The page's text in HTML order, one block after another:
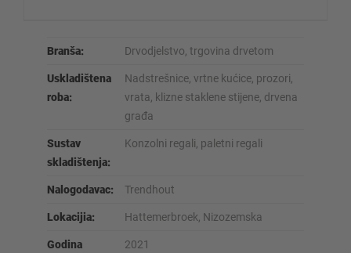
Branša: Drvodjelstvo, trgovina drvetom
Uskladištena
roba:
Nadstrešnice, vrtne kućice, prozori,
vrata, klizne staklene stijene, drvena
građa
Sustav
skladištenja:
Konzolni regali, paletni regali
Nalogodavac: Trendhout
Lokacijia: Hattemerbroek, Nizozemska
Godina
2021